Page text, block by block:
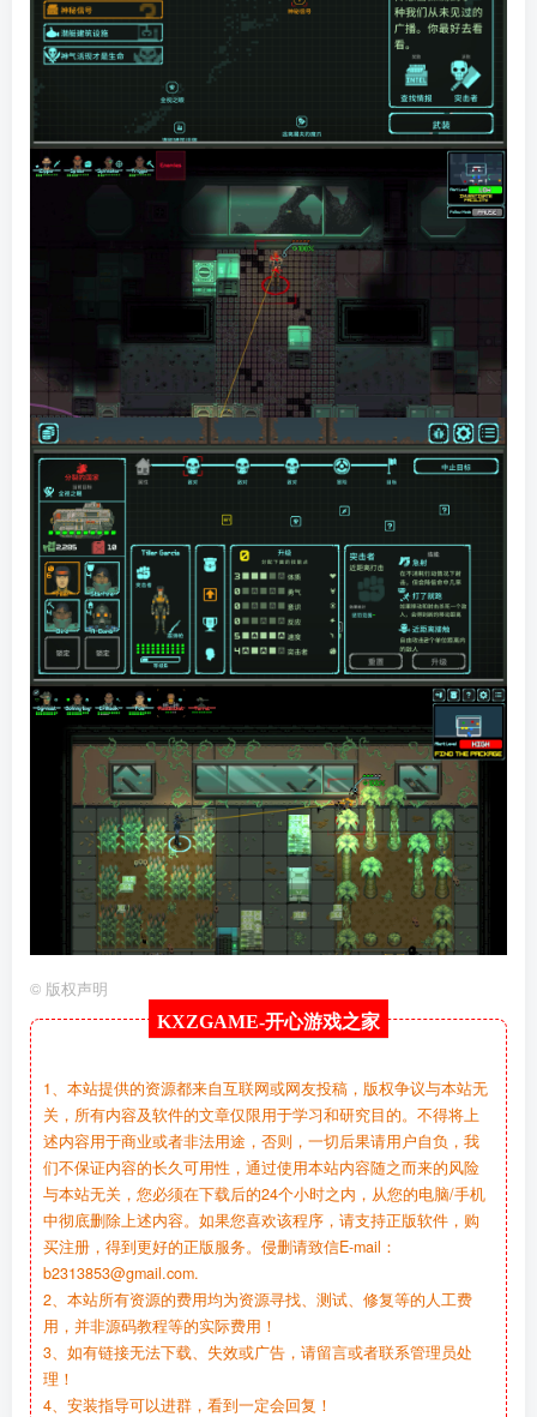
© 版权声明
KXZGAME-开心游戏之家
1、本站提供的资源都来自互联网或网友投稿，版权争议与本站无
关，所有内容及软件的文章仅限用于学习和研究目的。不得将上
述内容用于商业或者非法用途，否则，一切后果请用户自负，我
们不保证内容的长久可用性，通过使用本站内容随之而来的风险
与本站无关，您必须在下载后的24个小时之内，从您的电脑/手机
中彻底删除上述内容。如果您喜欢该程序，请支持正版软件，购
买注册，得到更好的正版服务。侵删请致信E-mail：
b2313853@gmail.com.
2、本站所有资源的费用均为资源寻找、测试、修复等的人工费
用，并非源码教程等的实际费用！
3、如有链接无法下载、失效或广告，请留言或者联系管理员处
理！
4、安装指导可以进群，看到一定会回复！